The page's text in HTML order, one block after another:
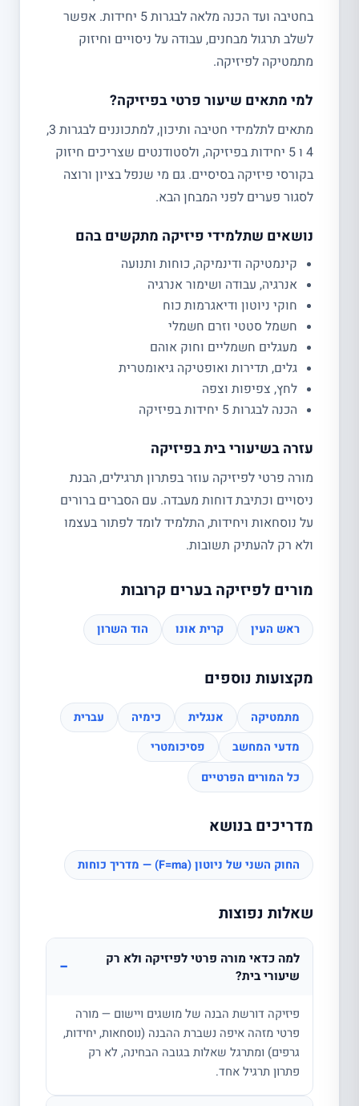
בחטיבה ועד הכנה מלאה לבגרות 5 יחידות. אפשר
לשלב תרגול מבחנים, עבודה על ניסויים וחיזוק
מתמטיקה לפיזיקה.
למי מתאים שיעור פרטי בפיזיקה?
מתאים לתלמידי חטיבה ותיכון, למתכוננים לבגרות 3,
4 ו 5 יחידות בפיזיקה, ולסטודנטים שצריכים חיזוק
בקורסי פיזיקה בסיסיים. גם מי שנפל בציון ורוצה
לסגור פערים לפני המבחן הבא.
נושאים שתלמידי פיזיקה מתקשים בהם
קינמטיקה ודינמיקה, כוחות ותנועה
אנרגיה, עבודה ושימור אנרגיה
חוקי ניוטון ודיאגרמות כוח
חשמל סטטי וזרם חשמלי
מעגלים חשמליים וחוק אוהם
גלים, תדירות ואופטיקה גיאומטרית
לחץ, צפיפות וצפה
הכנה לבגרות 5 יחידות בפיזיקה
עזרה בשיעורי בית בפיזיקה
מורה פרטי לפיזיקה עוזר בפתרון תרגילים, הבנת
ניסויים וכתיבת דוחות מעבדה. עם הסברים ברורים
על נוסחאות ויחידות, התלמיד לומד לפתור בעצמו
ולא רק להעתיק תשובות.
מורים לפיזיקה בערים קרובות
ראש העין קרית אונו הוד השרון
מקצועות נוספים
מתמטיקה אנגלית כימיה
עברית
מדעי המחשב
פסיכומטרי
כל המורים הפרטיים
מדריכים בנושא
החוק השני של ניוטון (F=ma) — מדריך כוחות
שאלות נפוצות
למה כדאי מורה פרטי לפיזיקה ולא רק
שיעורי בית?
−
פיזיקה דורשת הבנה של מושגים ויישום — מורה
פרטי מזהה איפה נשברת ההבנה (נוסחאות, יחידות,
גרפים) ומתרגל שאלות בגובה הבחינה, לא רק
פתרון תרגיל אחד.